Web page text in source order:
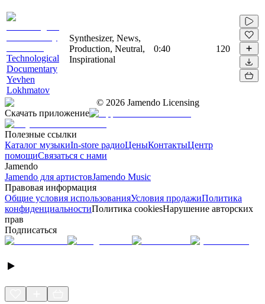
Technological
Documentary
Yevhen
Lokhmatov
Synthesizer, News,
Production, Neutral,
Inspirational
0:40 120
© 2026 Jamendo Licensing
Скачать приложение
Полезные ссылки
Каталог музыкиIn-store радиоЦеныКонтактыЦентр
помощиСвязаться с нами
Jamendo
Jamendo для артистовJamendo Music
Правовая информация
Общие условия использованияУсловия продажиПолитика
конфиденциальностиПолитика cookiesНарушение авторских
прав
Подписаться